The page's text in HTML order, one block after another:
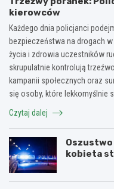
kierowców
Każdego dnia policjanci
bezpieczeństwa na drogach
życia i zdrowia uczestników
skrupulatnie kontrolują
kampanii społecznych oraz
się osoby, które lekkomyślnie
Czytaj dalej
kobieta